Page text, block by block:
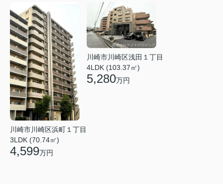
川崎市川崎区浜町１丁目
3LDK (70.74㎡)
4,599万円
川崎市川崎区浅田１丁目
4LDK (103.37㎡)
5,280万円